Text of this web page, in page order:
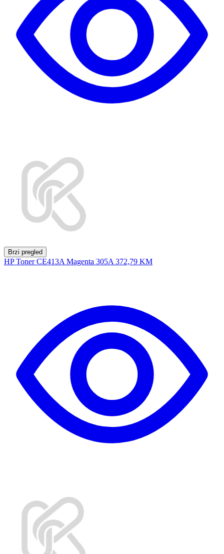
Brzi pregled
HP Toner CE413A Magenta 305A 372,79 KM